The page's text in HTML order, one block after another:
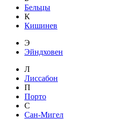
Бельцы
К
Кишинев
Э
Эйндховен
Л
Лиссабон
П
Порто
С
Сан-Мигел